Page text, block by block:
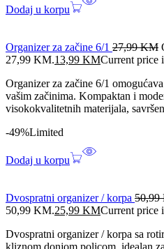
Dodaj u korpu
Organizer za začine 6/1 27,99KM
27,99 KM.13,99 KMCurrent price
Organizer za začine 6/1
vašim začinima. Kompaktan i
visokokvalitetnih materijala,
-49%Limited
Dodaj u korpu
Dvospratni organizer / korpa 50,99
50,99 KM.25,99 KMCurrent price
Dvospratni organizer / korpa sa
kliznom donjom policom, idealan